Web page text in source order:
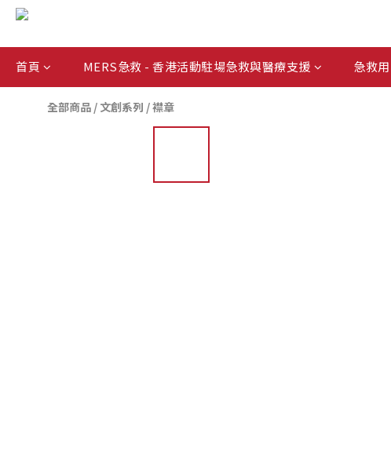
首頁 MERS急救 - 香港活動駐場急救與醫療支援 急救
全部商品 / 文創系列 /襟章